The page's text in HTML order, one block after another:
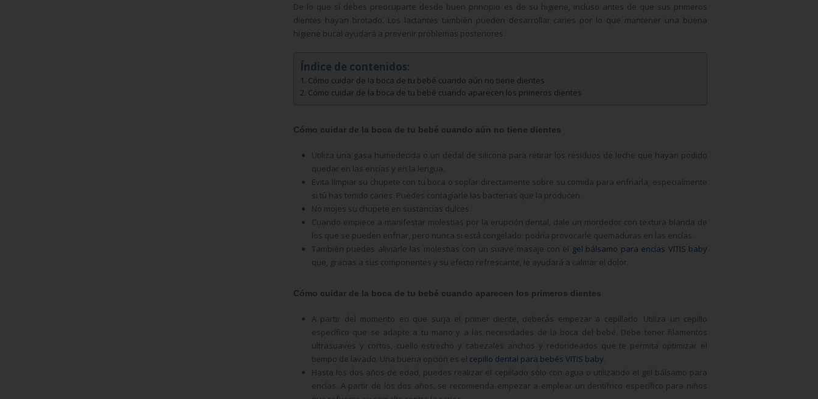
De lo que sí debes preocuparte desde buen principio es de su higiene, incluso antes de que sus primeros
dientes hayan brotado. Los lactantes también pueden desarrollar caries por lo que mantener una buena
higiene bucal ayudará a prevenir problemas posteriores.
Índice de contenidos:
Cómo cuidar de la boca de tu bebé cuando aún no tiene dientes
Cómo cuidar de la boca de tu bebé cuando aparecen los primeros dientes
Cómo cuidar de la boca de tu bebé cuando aún no tiene dientes
Utiliza una gasa humedecida o un dedal de silicona para retirar los residuos de leche que hayan podido
quedar en las encías y en la lengua.
Evita limpiar su chupete con tu boca o soplar directamente sobre su comida para enfriarla, especialmente
si tú has tenido caries. Puedes contagiarle las bacterias que la producen.
No mojes su chupete en sustancias dulces.
Cuando empiece a manifestar molestias por la erupción dental, dale un mordedor con textura blanda de
los que se pueden enfriar, pero nunca si está congelado: podría provocarle quemaduras en las encías.
También puedes aliviarle las molestias con un suave masaje con el gel bálsamo para encías VITIS baby
que, gracias a sus componentes y su efecto refrescante, le ayudará a calmar el dolor.
Cómo cuidar de la boca de tu bebé cuando aparecen los primeros dientes
A partir del momento en que surja el primer diente, deberás empezar a cepillarlo. Utiliza un cepillo
específico que se adapte a tu mano y a las necesidades de la boca del bebé . Debe tener filamentos
ultrasuaves y cortos, cuello estrecho y cabezales anchos y redondeados que te permita optimizar el
tiempo de lavado. Una buena opción es el cepillo dental para bebés VITIS baby
Hasta los dos años de edad, puedes realizar el cepillado sólo con agua o utilizando el gel bálsamo para
encías. A partir de los dos años, se recomienda empezar a emplear un dentífrico específico para niños